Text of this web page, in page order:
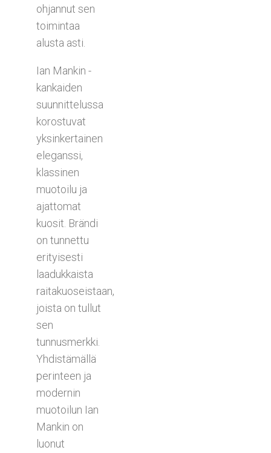
ohjannut sen
toimintaa
alusta asti.
Ian Mankin -
kankaiden
suunnittelussa
korostuvat
yksinkertainen
eleganssi,
klassinen
muotoilu ja
ajattomat
kuosit. Brändi
on tunnettu
erityisesti
laadukkaista
raitakuoseistaan,
joista on tullut
sen
tunnusmerkki.
Yhdistämällä
perinteen ja
modernin
muotoilun Ian
Mankin on
luonut